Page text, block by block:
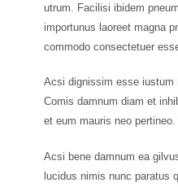
utrum. Facilisi ibidem
importunus laoreet magna
commodo consectetuer
Acsi dignissim esse iustum
Comis damnum diam et
et eum mauris neo
Acsi bene damnum ea
lucidus nimis nunc paratus